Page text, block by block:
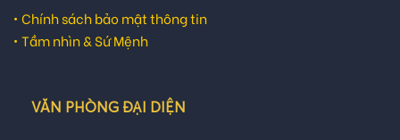
• Chính sách bảo mật thông tin
• Tầm nhìn & Sứ Mệnh
VĂN PHÒNG ĐẠI DIỆN